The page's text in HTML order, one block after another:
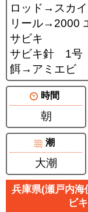
ロッド→スカ
リール→2000
サビキ
サビキ針 1号
餌→アミエビ
時間
朝
潮
大潮
兵庫県(瀬戸内海
ビ